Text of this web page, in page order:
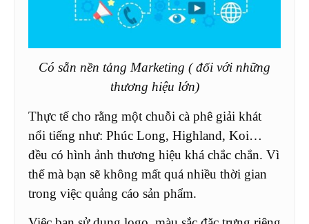
Có sẵn nền tảng Marketing ( đối với những
thương hiệu lớn)
Thực tế cho rằng một chuỗi cà phê giải khát
nổi tiếng như: Phúc Long, Highland, Koi…
đều có hình ảnh thương hiệu khá chắc chắn. Vì
thế mà bạn sẽ không mất quá nhiều thời gian
trong việc quảng cáo sản phẩm.